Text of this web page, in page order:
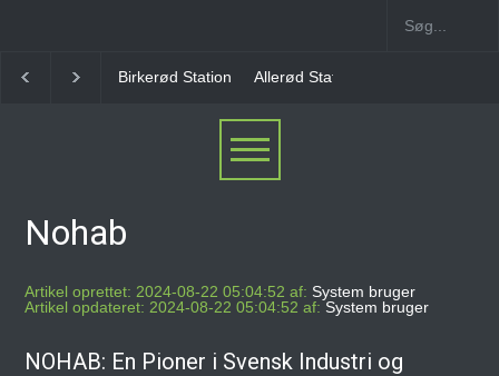
Birkerød Station Allerød Station Favrholm Station
Nohab
Artikel oprettet: 2024-08-22 05:04:52 af: System bruger
Artikel opdateret: 2024-08-22 05:04:52 af: System bruger
NOHAB: En Pioner i Svensk Industri og